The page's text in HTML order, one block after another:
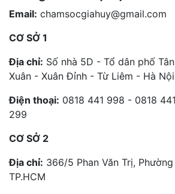
Email: chamsocgiahuy@gmail.com
CƠ SỞ 1
Địa chỉ: Số nhà 5D - Tổ dân phố
Xuân - Xuân Đỉnh - Từ Liêm - Hà Nội
Điện thoại: 0818 441 998 - 0818
299
CƠ SỞ 2
Địa chỉ: 366/5 Phan Văn Trị,
TP.HCM